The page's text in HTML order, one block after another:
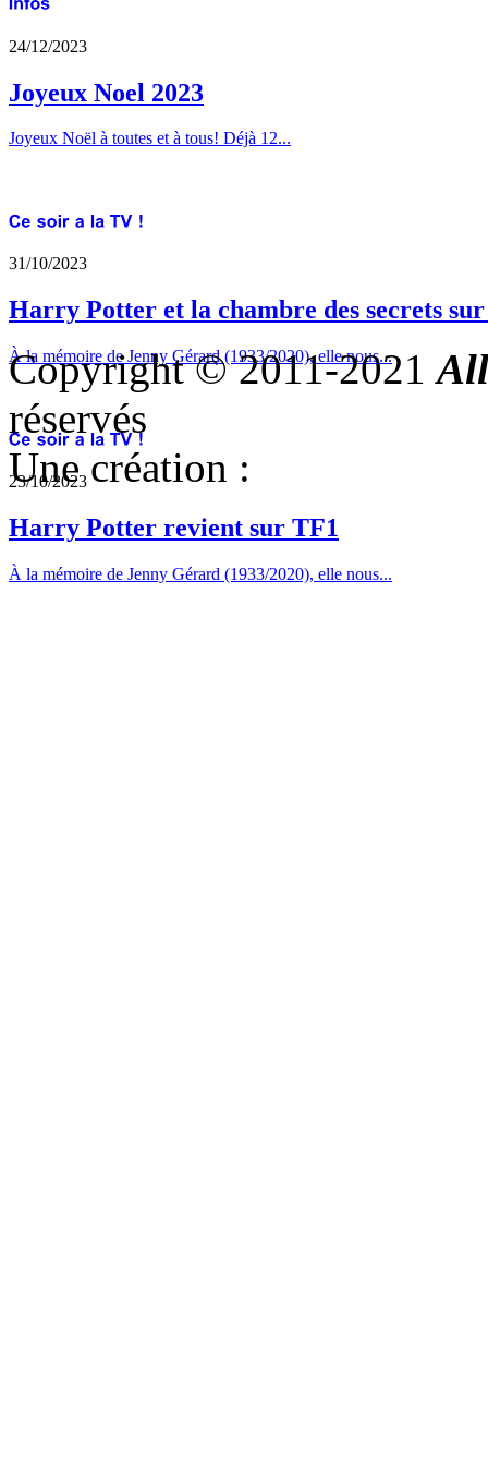
24/12/2023
Joyeux Noel 2023
Joyeux Noël à toutes et à tous! Déjà 12...
31/10/2023
Harry Potter et la chambre des secrets
À la mémoire de Jenny Gérard (1933/2020), elle nous...
23/10/2023
Harry Potter revient sur TF1
À la mémoire de Jenny Gérard (1933/2020), elle nous...
Copyright © 2011-2021
réservés
Une création :